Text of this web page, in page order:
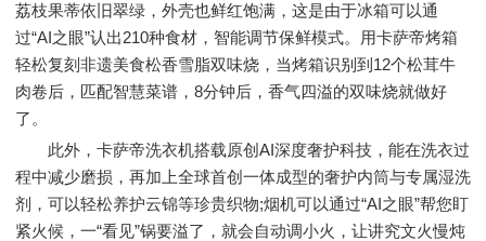
荔枝果蒂依旧翠绿，外壳也鲜红饱满，这是由于冰箱可以通
过“AI之眼”认出210种食材，智能调节保鲜模式。用卡萨帝烤箱
轻松复刻非遗美食松香雪脂双味烧，当烤箱识别到12个松茸牛
肉卷后，匹配智慧菜谱，8分钟后，香气四溢的双味烧就做好
了。
此外，卡萨帝洗衣机搭载原创AI深度奢护科技，能在洗衣过
程中减少磨损，再加上全球首创一体成型的奢护内筒与专属湿洗
剂，可以轻松养护云锦等珍贵织物;烟机可以通过“AI之眼”帮您盯
紧火候，一“看见”锅要溢了，就会自动调小火，让讲究文火慢炖